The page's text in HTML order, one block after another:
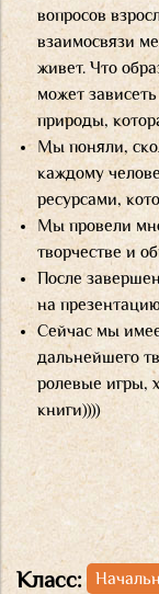
вопросов
взаимосвязи
живет. Что
может
природы,
Мы поняли,
каждому
ресурсами,
Мы провели
творчестве и
После
на
Сейчас мы
дальнейшего
ролевые игры,
книги))))
Класс: